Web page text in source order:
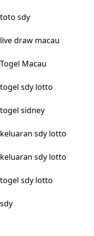
toto sdy
live draw macau
Togel Macau
togel sdy lotto
togel sidney
keluaran sdy lotto
keluaran sdy lotto
togel sdy lotto
sdy